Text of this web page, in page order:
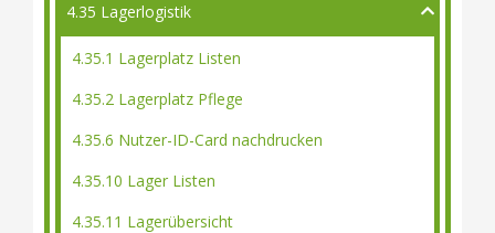
4.35 Lagerlogistik
4.35.1 Lagerplatz Listen
4.35.2 Lagerplatz Pflege
4.35.6 Nutzer-ID-Card nachdrucken
4.35.10 Lager Listen
4.35.11 Lagerübersicht